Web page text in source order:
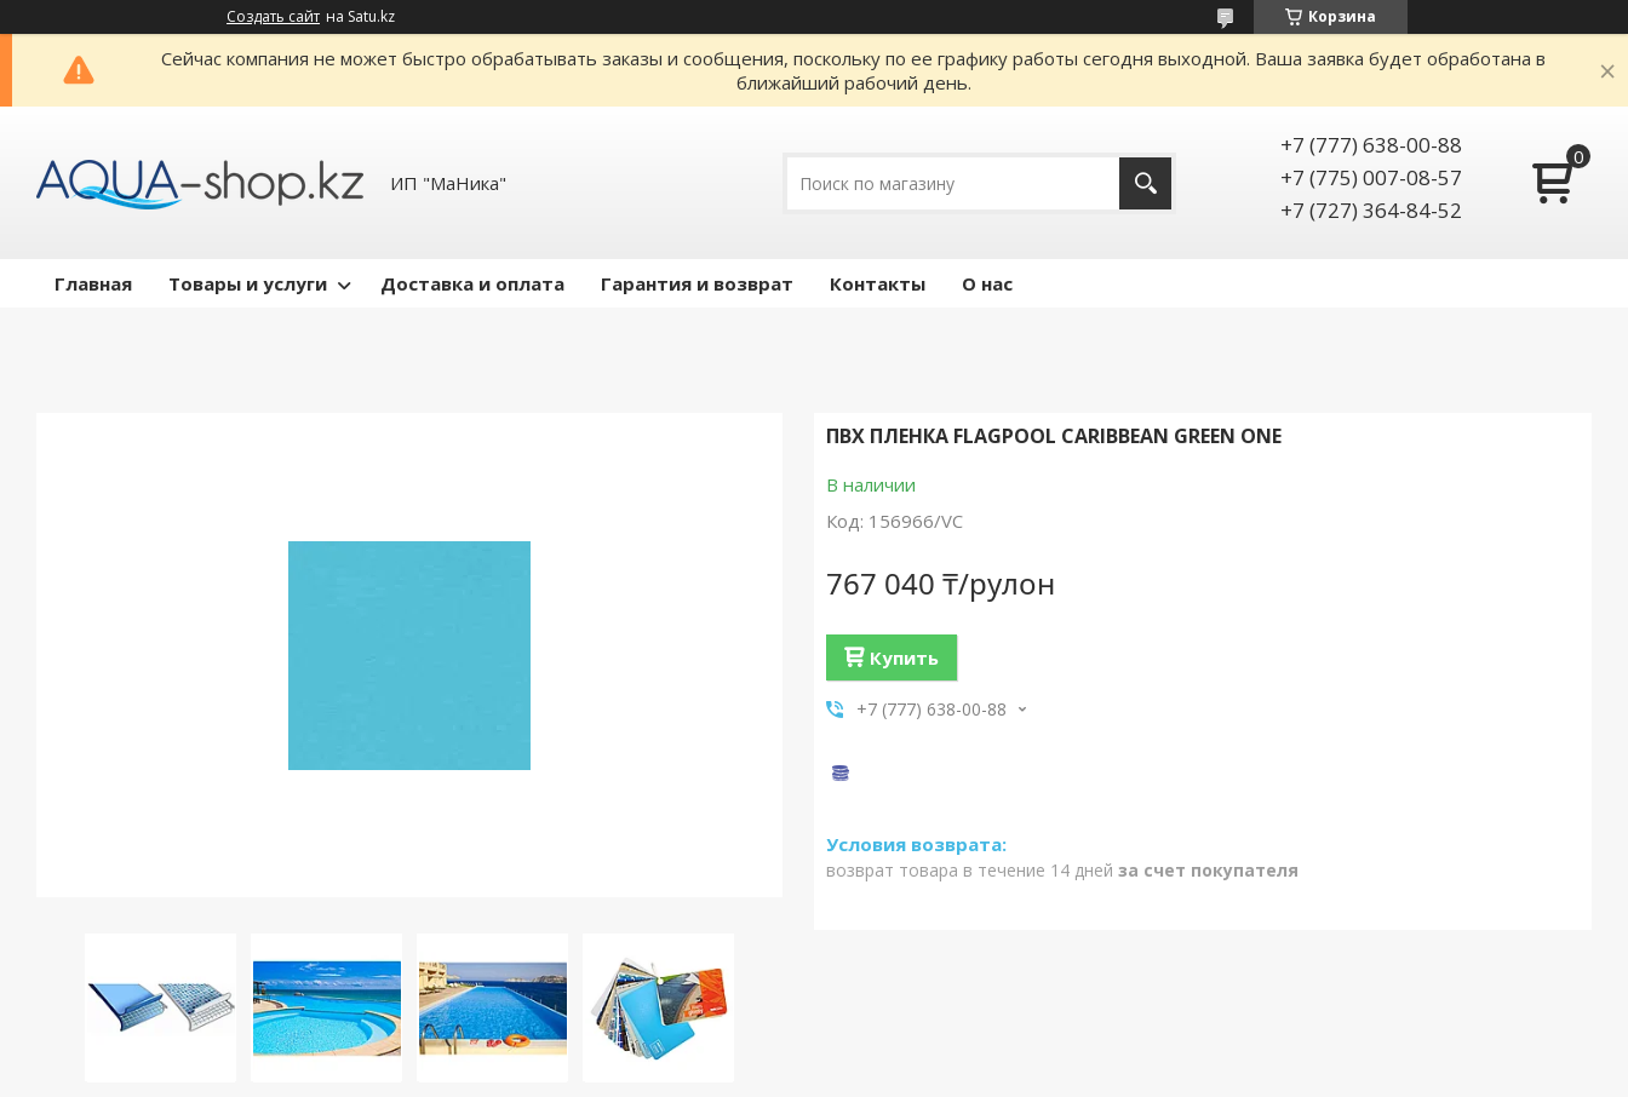
Создать сайт на Satu.kz Корзина
Сейчас компания не может быстро обрабатывать заказы и сообщения, поскольку по ее графику работы сегодня выходной. Ваша заявка будет обработана в
ближайший рабочий день.
ИП "МаНика"
+7 (777) 638-00-88
+7 (775) 007-08-57
+7 (727) 364-84-52
Главная Товары и услуги Доставка и оплата Гарантия и возврат Контакты О нас
ПВХ ПЛЕНКА FLAGPOOL CARIBBEAN GREEN ONE
В наличии
Код: 156966/VC
767 040 ₸/рулон
Купить
+7 (777) 638-00-88
возврат товара в течение 14 дней за счет покупателя